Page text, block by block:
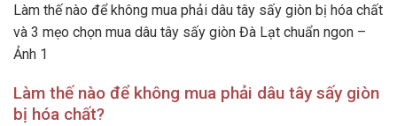
Làm thế nào để không mua phải dâu tây sấy giòn bị hóa chất
và 3 mẹo chọn mua dâu tây sấy giòn Đà Lạt chuẩn ngon –
Ảnh 1
Làm thế nào để không mua phải dâu tây sấy giòn
bị hóa chất?